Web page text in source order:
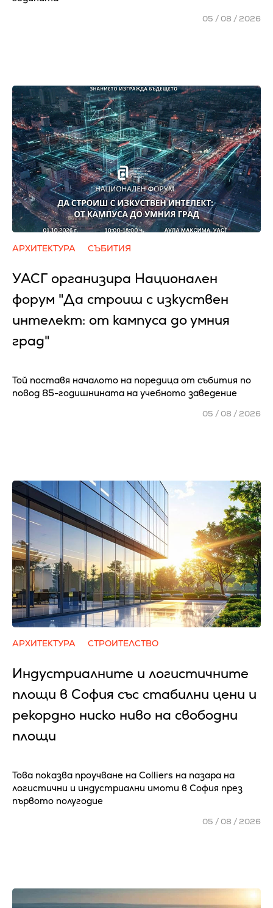
05 / 08 / 2026
АРХИТЕКТУРА СЪБИТИЯ
УАСГ организира Национален
форум "Да строиш с изкуствен
интелект: от кампуса до умния
град"
Той поставя началото на поредица от събития по
повод 85-годишнината на учебното заведение
05 / 08 / 2026
АРХИТЕКТУРА СТРОИТЕЛСТВО
Индустриалните и логистичните
площи в София със стабилни цени и
рекордно ниско ниво на свободни
площи
Това показва проучване на Colliers на пазара на
логистични и индустриални имоти в София през
първото полугодие
05 / 08 / 2026